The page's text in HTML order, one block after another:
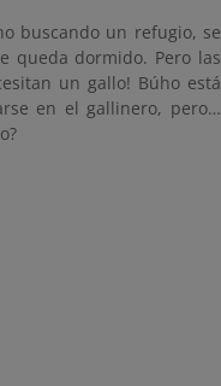
buscando un refugio, se
queda dormido. Pero las
un gallo! Búho está
en el gallinero, pero…